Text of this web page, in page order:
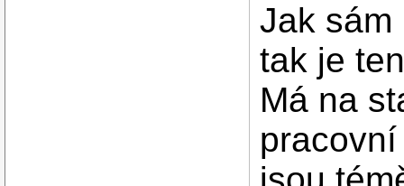
Jak
tak je
Má na